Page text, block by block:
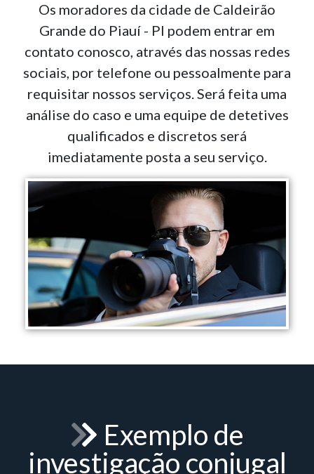
Os moradores da cidade de Caldeirão
Grande do Piauí - PI podem entrar em
contato conosco, através das nossas redes
sociais, por telefone ou pessoalmente para
requisitar nossos serviços. Será feita uma
análise do caso e uma equipe de detetives
qualificados e discretos será
imediatamente posta a seu serviço.
Exemplo de
investigação conjugal